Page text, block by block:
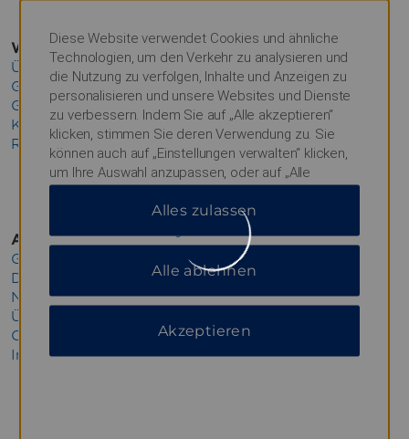
Wyndham Business
Über Wyndham Business
Geschäftsreisen
Gruppenreisen
Konferenzen
Reiseberater
Allgemeine Geschäftsbedingungen
Garantie des günstigsten Preises
Datenschutzrichtlinie
Nutzungsbestimmungen
Über Safemark
Cookie-Einverständnis
Impressum
Diese Website verwendet Cookies und ähnliche
Technologien, um den Verkehr zu analysieren und
die Nutzung zu verfolgen, Inhalte und Anzeigen zu
personalisieren und unsere Websites und Dienste
zu verbessern. Indem Sie auf „Alle akzeptieren“
klicken, stimmen Sie deren Verwendung zu. Sie
können auch auf „Einstellungen verwalten“ klicken,
um Ihre Auswahl anzupassen, oder auf „Alle
ablehnen“, um nur wichtige Cookies zuzulassen.
Weitere Informationen finden Sie in unserer
Alles zulassen
Alle ablehnen
Akzeptieren